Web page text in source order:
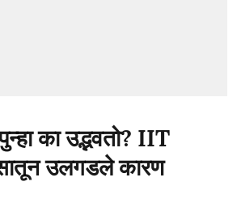
का उद्भवतो? IIT
उलगडले कारण